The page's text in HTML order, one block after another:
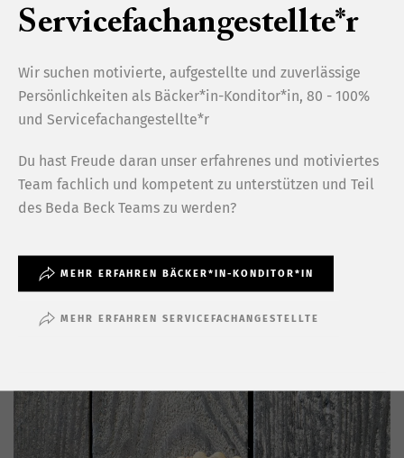
Mmmhh, die feinen Stückli gibt es auch in
den Nachmittagskaffee oder zum Dessert.
Servicefachangestellte*r
Wir suchen motivierte, aufgestellte und zuverlässige
Persönlichkeiten als Bäcker*in-Konditor*in, 80 - 100%
und Servicefachangestellte*r
Du hast Freude daran unser erfahrenes und motiviertes
Team fachlich und kompetent zu unterstützen und Teil
des Beda Beck Teams zu werden?
MEHR ERFAHREN BÄCKER*IN-KONDITOR*IN
MEHR ERFAHREN SERVICEFACHANGESTELLTE